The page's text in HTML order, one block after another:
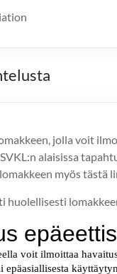
jolla voit
alaisissa
myös tästä
huolellisesti